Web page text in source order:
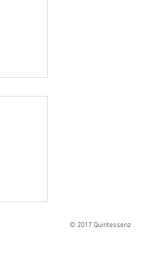
© 2017 Quintessenz